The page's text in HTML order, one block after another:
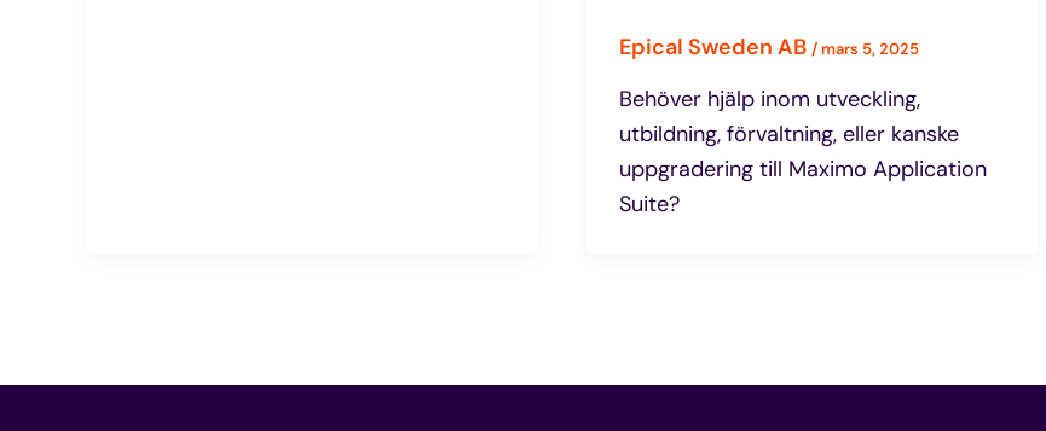
Epical Sweden AB/mars 5, 2025
Behöver hjälp inom utveckling,
utbildning, förvaltning, eller kanske
uppgradering till Maximo Application
Suite?